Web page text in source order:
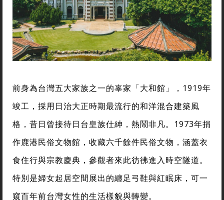
前身為台灣五大家族之一的辜家「大和館」，1919年
竣工，採用日治大正時期最流行的和洋混合建築風
格，昔日曾接待日台皇族仕紳，熱鬧非凡。1973年捐
作鹿港民俗文物館，收藏六千餘件民俗文物，涵蓋衣
食住行與宗教慶典，參觀者來此彷彿進入時空隧道。
特別是婦女起居空間展出的纏足弓鞋與紅眠床，可一
窺百年前台灣女性的生活樣貌與轉變。